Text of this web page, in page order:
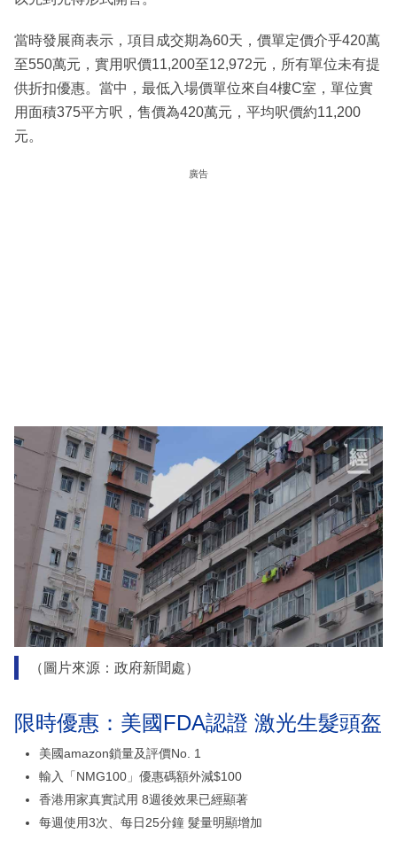
當時發展商表示，項目成交期為60天，價單定價介乎420萬
至550萬元，實用呎價11,200至12,972元，所有單位未有提
供折扣優惠。當中，最低入場價單位來自4樓C室，單位實
用面積375平方呎，售價為420萬元，平均呎價約11,200
元。
廣告
（圖片來源：政府新聞處）
限時優惠：美國FDA認證 激光生髮頭盔
美國amazon鎖量及評價No. 1
輸入「NMG100」優惠碼額外減$100
香港用家真實試用 8週後效果已經顯著
每週使用3次、每日25分鐘 髮量明顯增加